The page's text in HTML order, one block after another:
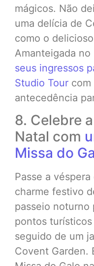
mágicos. Não
uma delícia de
como o
Amanteigada
seus ingressos
Studio Tour com
antecedência
8. Celebre
Natal com
Missa do
Passe a
charme festivo
passeio noturno
pontos
seguido de um
Covent Garden.